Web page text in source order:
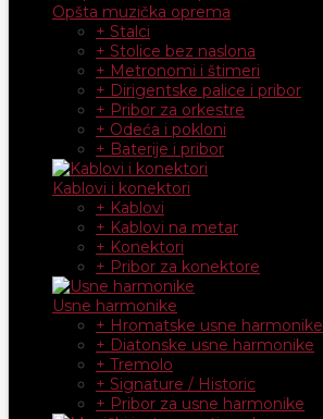
Opšta muzička oprema
+ Stalci
+ Stolice bez naslona
+ Metronomi i štimeri
+ Dirigentske palice i pribor
+ Pribor za orkestre
+ Odeća i pokloni
+ Baterije i pribor
Kablovi i konektori
+ Kablovi
+ Kablovi na metar
+ Konektori
+ Pribor za konektore
Usne harmonike
+ Hromatske usne harmonike
+ Diatonske usne harmonike
+ Tremolo
+ Signature / Historic
+ Pribor za usne harmonike